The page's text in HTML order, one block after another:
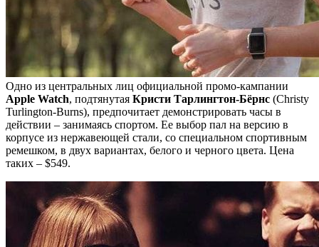
Одно из центральных лиц официальной промо-кампании
Apple Watch, подтянутая Кристи Тарлингтон-Бёрнс (Christy
Turlington-Burns), предпочитает демонстрировать часы в
действии – занимаясь спортом. Ее выбор пал на версию в
корпусе из нержавеющей стали, со специальном спортивным
ремешком, в двух вариантах, белого и черного цвета. Цена
таких – $549.